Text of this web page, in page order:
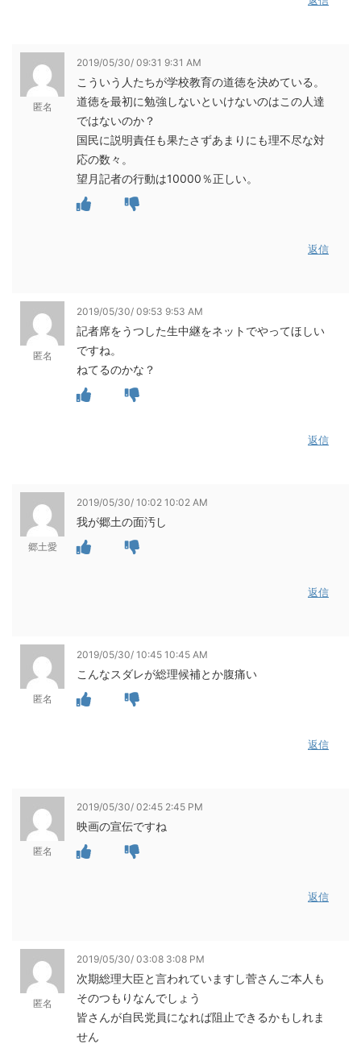
匿名
2019/05/30/ 09:31 9:31 AM
こういう人たちが学校教育の道徳を決めている。
道徳を最初に勉強しないといけないのはこの人達
ではないのか？
国民に説明責任も果たさずあまりにも理不尽な対
応の数々。
望月記者の行動は10000％正しい。
返信
匿名
2019/05/30/ 09:53 9:53 AM
記者席をうつした生中継をネットでやってほしい
ですね。
ねてるのかな？
返信
郷土愛
2019/05/30/ 10:02 10:02 AM
我が郷土の面汚し
返信
匿名
2019/05/30/ 10:45 10:45 AM
こんなスダレが総理候補とか腹痛い
返信
匿名
2019/05/30/ 02:45 2:45 PM
映画の宣伝ですね
返信
匿名
2019/05/30/ 03:08 3:08 PM
次期総理大臣と言われていますし菅さんご本人も
そのつもりなんでしょう
皆さんが自民党員になれば阻止できるかもしれま
せん